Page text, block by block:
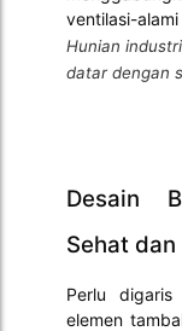
Hunian
datar dengan
Desain
Sehat
Perlu
elemen